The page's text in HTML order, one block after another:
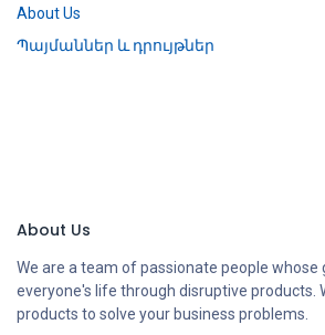
About Us
Պայմաններ և դրույթներ
About Us
We are a team of passionate people whose
everyone's life through disruptive products.
products to solve your business problems.